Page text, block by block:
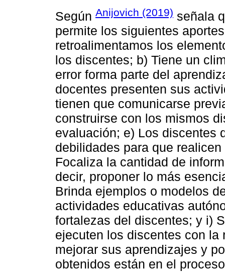
Según Anijovich (2019) señala
permite los siguientes
retroalimentamos los
los discentes; b) Tiene un
error forma parte del
docentes presenten sus
tienen que comunicarse
construirse con los mismos
evaluación; e) Los discentes
debilidades para que
Focaliza la cantidad de
decir, proponer lo más
Brinda ejemplos o modelos
actividades educativas
fortalezas del discentes; y i)
ejecuten los discentes con la
mejorar sus aprendizajes y
obtenidos están en el